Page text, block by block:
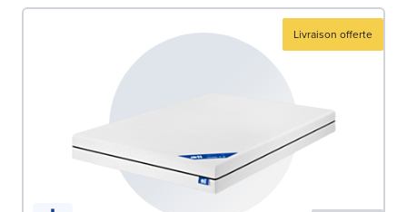
Livraison offerte